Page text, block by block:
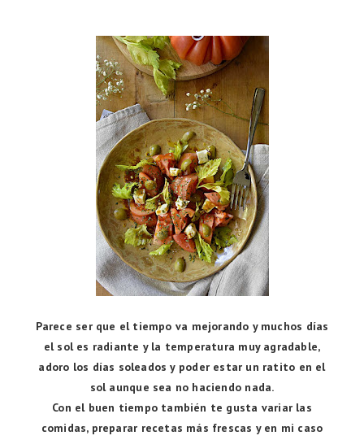
Parece ser que el tiempo va mejorando y muchos días
el sol es radiante y la temperatura muy agradable,
adoro los días soleados y poder estar un ratito en el
sol aunque sea no haciendo nada.
Con el buen tiempo también te gusta variar las
comidas, preparar recetas más frescas y en mi caso